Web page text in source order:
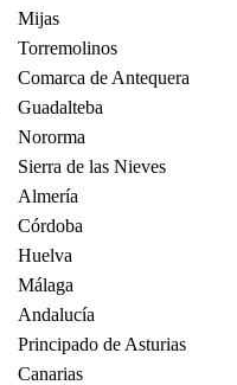
Mijas
Torremolinos
Comarca de Antequera
Guadalteba
Nororma
Sierra de las Nieves
Almería
Córdoba
Huelva
Málaga
Andalucía
Principado de Asturias
Canarias